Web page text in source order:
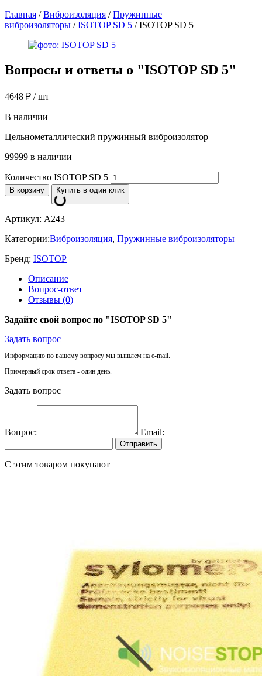
Главная /Виброизоляция /Пружинные
виброизоляторы /ISOTOP SD 5 / ISOTOP SD 5
Вопросы и ответы о "ISOTOP SD 5"
4648 ₽ / шт
В наличии
Цельнометаллический пружинный виброизолятор
99999 в наличии
Количество ISOTOP SD 5
В корзину Купить в один клик
Артикул: A243
Категории:Виброизоляция, Пружинные виброизоляторы
Бренд: ISOTOP
Описание
Вопрос-ответ
Отзывы (0)
Задайте свой вопрос по "ISOTOP SD 5"
Задать вопрос
Информацию по вашему вопросу мы вышлем на e-mail.
Примерный срок ответа - один день.
Задать вопрос
Вопрос: Email:
Отправить
C этим товаром покупают